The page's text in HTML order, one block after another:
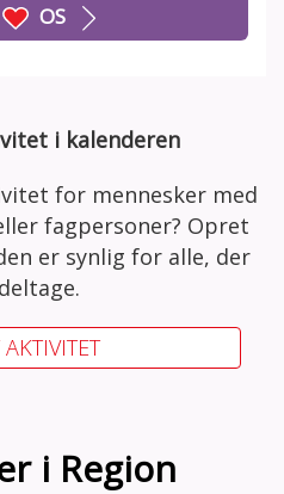
OS
i kalenderen
for mennesker med
fagpersoner? Opret
er synlig for alle, der
i Region